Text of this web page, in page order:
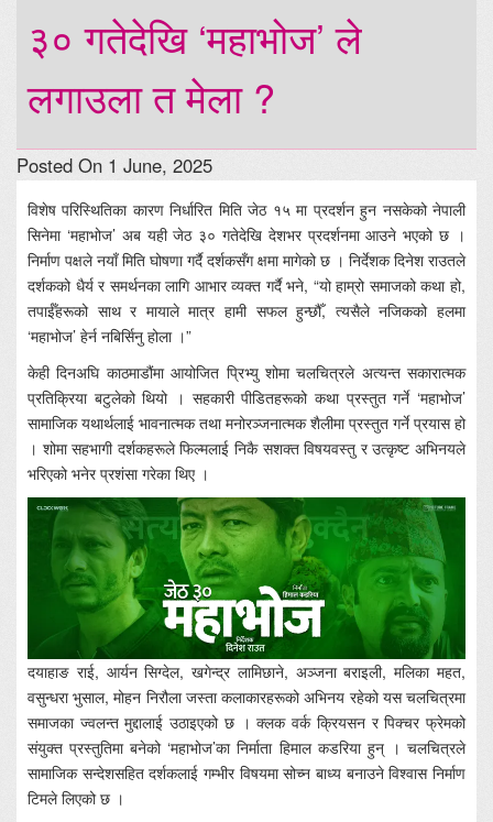
३० गतेदेखि ‘महाभोज’ ले
लगाउला त मेला ?
Posted On 1 June, 2025
विशेष परिस्थितिका कारण निर्धारित मिति जेठ १५ मा प्रदर्शन हुन नसकेको नेपाली
सिनेमा ‘महाभोज’ अब यही जेठ ३० गतेदेखि देशभर प्रदर्शनमा आउने भएको छ ।
निर्माण पक्षले नयाँ मिति घोषणा गर्दै दर्शकसँग क्षमा मागेको छ । निर्देशक दिनेश राउतले
दर्शकको धैर्य र समर्थनका लागि आभार व्यक्त गर्दै भने, “यो हाम्रो समाजको कथा हो,
तपाईँहरूको साथ र मायाले मात्र हामी सफल हुन्छौँ, त्यसैले नजिकको हलमा
‘महाभोज’ हेर्न नबिर्सिनु होला ।”
केही दिनअघि काठमाडौंमा आयोजित प्रिभ्यु शोमा चलचित्रले अत्यन्त सकारात्मक
प्रतिक्रिया बटुलेको थियो । सहकारी पीडितहरूको कथा प्रस्तुत गर्ने ‘महाभोज’
सामाजिक यथार्थलाई भावनात्मक तथा मनोरञ्जनात्मक शैलीमा प्रस्तुत गर्ने प्रयास हो
। शोमा सहभागी दर्शकहरूले फिल्मलाई निकै सशक्त विषयवस्तु र उत्कृष्ट अभिनयले
भरिएको भनेर प्रशंसा गरेका थिए ।
दयाहाङ राई, आर्यन सिग्देल, खगेन्द्र लामिछाने, अञ्जना बराइली, मलिका महत,
वसुन्धरा भुसाल, मोहन निरौला जस्ता कलाकारहरूको अभिनय रहेको यस चलचित्रमा
समाजका ज्वलन्त मुद्दालाई उठाइएको छ । क्लक वर्क क्रियसन र पिक्चर फ्रेमको
संयुक्त प्रस्तुतिमा बनेको ‘महाभोज’का निर्माता हिमाल कडरिया हुन् । चलचित्रले
सामाजिक सन्देशसहित दर्शकलाई गम्भीर विषयमा सोच्न बाध्य बनाउने विश्वास निर्माण
टिमले लिएको छ ।